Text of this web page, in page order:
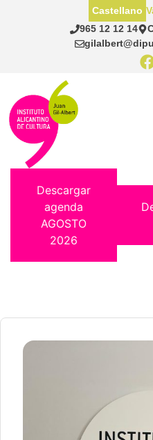
965 12 12 14
Castellano
Descargar
agenda
AGOSTO
2026